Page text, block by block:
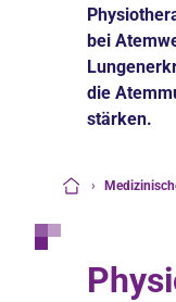
bei
die
stärken.
›